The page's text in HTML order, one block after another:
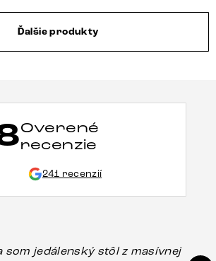
Ďalšie produkty
Overené
recenzie
241 recenzií
som jedálenský stôl z masívnej